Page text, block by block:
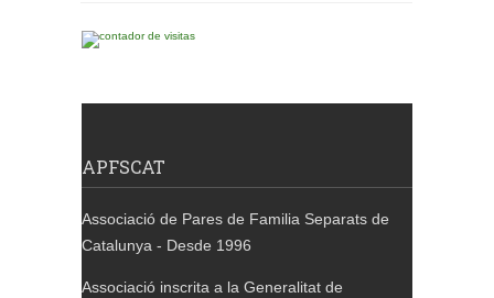
APFSCAT
Associació de Pares de Familia Separats de
Catalunya - Desde 1996
Associació inscrita a la Generalitat de